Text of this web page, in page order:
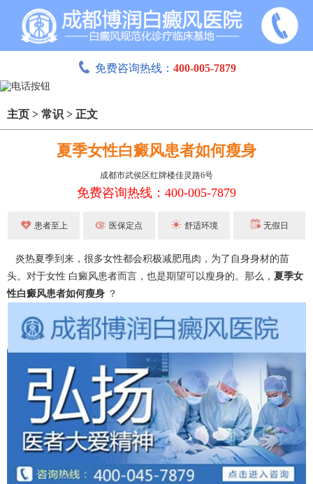
免费咨询热线： 400-005-7879
主页 > 常识 > 正文
夏季女性白癜风患者如何瘦身
成都市武侯区红牌楼佳灵路6号
免费咨询热线：400-005-7879
患者至上 医保定点 舒适环境 无假日
炎热夏季到来，很多女性都会积极减肥甩肉，为了自身身材的苗
头。对于女性 白癜风患者而言，也是期望可以瘦身的。那么， 夏季女
性白癜风患者如何瘦身 ？